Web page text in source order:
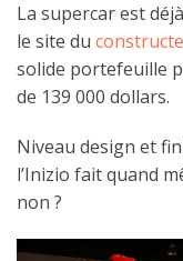
La supercar est
le site du
solide portefeuille
de 139 000 dollars.
Niveau design et
l’Inizio fait quand
non ?